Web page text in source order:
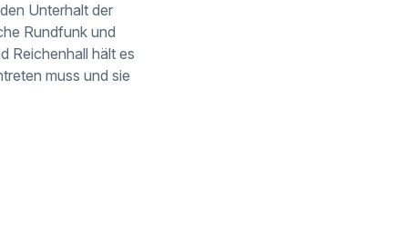
Unterhalt der
Rundfunk und
Reichenhall hält es
muss und sie